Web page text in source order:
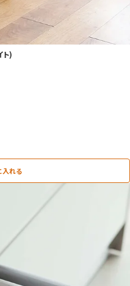
ト)
入れる